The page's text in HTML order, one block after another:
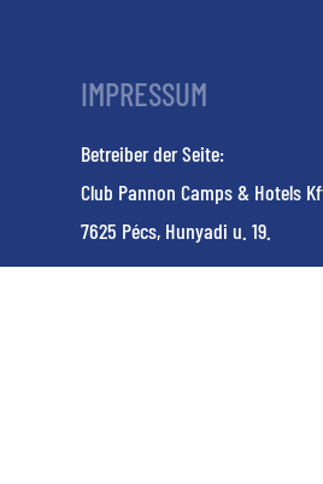
IMPRESSUM
Betreiber der Seite:
Club Pannon Camps & Hotels
7625 Pécs, Hunyadi u. 19.